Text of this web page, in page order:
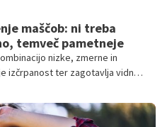
maščob: ni treba
temveč pametneje
nizke, zmerne in
izčrpanost ter zagotavlja vidne